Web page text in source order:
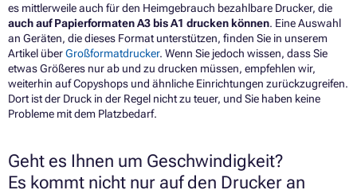
es mittlerweile auch für den Heimgebrauch bezahlbare Drucker, die
auch auf Papierformaten A3 bis A1 drucken können. Eine Auswahl
an Geräten, die dieses Format unterstützen, finden Sie in unserem
Artikel überGroßformatdrucker. Wenn Sie jedoch wissen, dass Sie
etwas Größeres nur ab und zu drucken müssen, empfehlen wir,
weiterhin auf Copyshops und ähnliche Einrichtungen zurückzugreifen.
Dort ist der Druck in der Regel nicht zu teuer, und Sie haben keine
Probleme mit dem Platzbedarf.
Geht es Ihnen um Geschwindigkeit?
Es kommt nicht nur auf den Drucker an